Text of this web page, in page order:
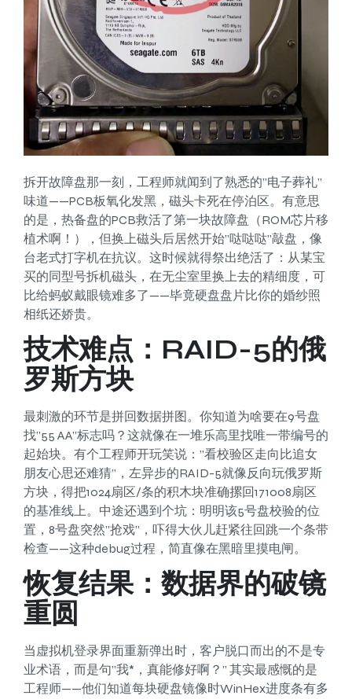
拆开故障盘那一刻，工程师就闻到了熟悉的”电子葬礼”
味道——PCB板氧化发黑，磁头卡死在停泊区。有意思
的是，热备盘的PCB救活了第一块故障盘（ROM芯片移
植术啊！），但换上磁头后居然开始”哒哒哒”敲盘，像
台老式打字机在抗议。这时候就得祭出绝活了：从某宝
买的同型号拆机磁头，在无尘室里换上去的精细度，可
比给蚂蚁戴眼镜难多了——毕竟硬盘盘片比你的婚纱照
相纸还娇贵。
技术难点：RAID-5的俄
罗斯方块
最刺激的环节是拼回数据拼图。你知道为啥要在9号盘
找”55 AA”标志吗？这就像在一堆乐高里找唯一带编号的
起始块。有个工程师开玩笑说：”看校验区走向比追女
朋友心思还难猜”，左异步的RAID-5就像反向玩俄罗斯
方块，得把1024扇区/条的积木块准确摞回171008扇区
的基准线上。中途还遇到个坑：明明该5号盘校验的位
置，8号盘突然”抢戏”，吓得大伙儿赶紧往回跳一个条带
检查——这种debug过程，简直像在黑暗里摸电闸。
恢复结果：数据界的破镜
重圆
当虚拟机登录界面重新弹出时，客户脱口而出的不是专
业术语，而是句”我*，真能修好啊？” 其实最感慨的是
工程师——他们知道每块硬盘镜像时WinHex进度条有多